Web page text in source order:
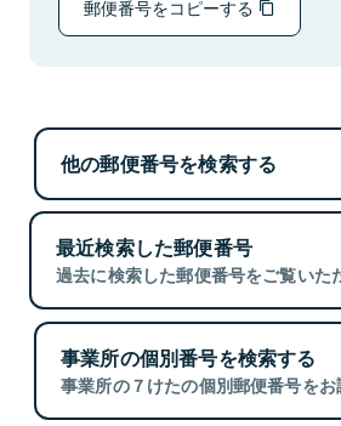
郵便番号をコピーする
他の郵便番号を検索する
最近検索した郵便番号
過去に検索した郵便番号をご覧いた
事業所の個別番号を検索する
事業所の７けたの個別郵便番号をお